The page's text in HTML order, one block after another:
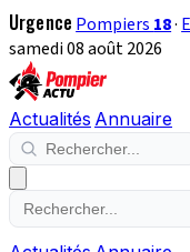
Urgence Pompiers 18·
samedi 08 août 2026
Actualités Annuaire